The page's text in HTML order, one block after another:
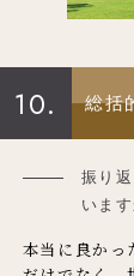
10. 総括
振り
います
本当に良かっ